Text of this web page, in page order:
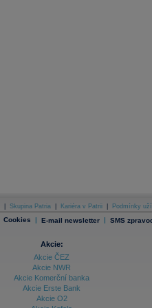
Skupina Patria Kariéra v Patrii Podmínky
Cookies | E-mail newsletter | SMS
Akcie:
Akcie ČEZ
Akcie NWR
Akcie Komerční banka
Akcie Erste Bank
Akcie O2